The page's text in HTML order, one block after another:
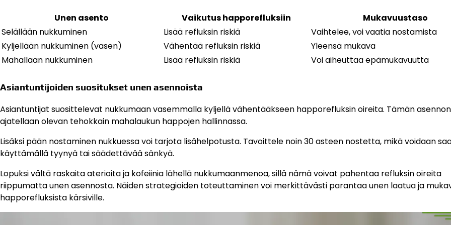
Unen asento Vaikutus happorefluksiin
Mukavuustaso
Selällään nukkuminen
Lisää refluksin riskiä
Vaihtelee, voi vaatia nostamista
Kyljellään nukkuminen (vasen)
Vähentää refluksin riskiä
Yleensä mukava
Mahallaan nukkuminen
Lisää refluksin riskiä Voi aiheuttaa epämukavuutta
Asiantuntijoiden suositukset unen asennoista
Asiantuntijat suosittelevat nukkumaan vasemmalla kyljellä vähentääkseen happorefluksin oireita. Tämän asennon
ajatellaan olevan tehokkain mahalaukun happojen hallinnassa.
Lisäksi pään nostaminen nukkuessa voi tarjota lisähelpotusta. Tavoittele noin 30 asteen nostetta, mikä voidaan
käyttämällä tyynyä tai säädettävää sänkyä.
Lopuksi vältä raskaita aterioita ja kofeiinia lähellä nukkumaanmenoa, sillä nämä voivat pahentaa refluksin oireita
riippumatta unen asennosta. Näiden strategioiden toteuttaminen voi merkittävästi parantaa unen laatua ja
happorefluksista kärsiville.